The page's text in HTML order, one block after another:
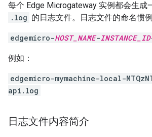
每个 Edge Microgateway 实例都会生成
.log 的日志文件。日志文件的命名惯
edgemicro-HOST_NAME-INSTANCE_ID
例如：
edgemicro-mymachine-local-
api.log
日志文件内容简介